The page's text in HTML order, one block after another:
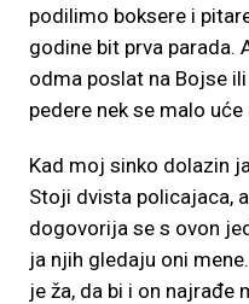
podilimo boksere i
godine bit prva parada.
odma poslat na Bojse
pedere nek se malo uće
Kad moj sinko dolazin
Stoji dvista policajaca,
dogovorija se s ovon
ja njih gledaju oni
je ža, da bi i on najrađe